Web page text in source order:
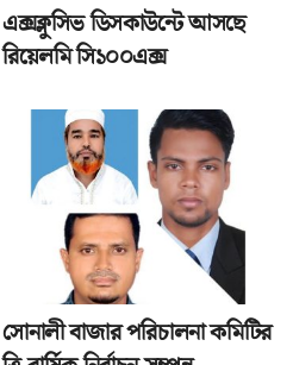
এক্সক্লুসিভ ডিসকাউন্টে আসছে
রিয়েলমি সি১০০এক্স
সোনালী বাজার পরিচালনা কমিটির